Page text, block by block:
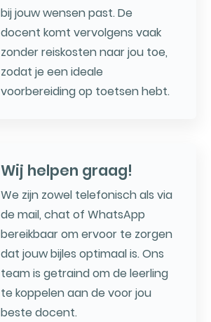
bij jouw wensen past. De
docent komt vervolgens vaak
zonder reiskosten naar jou toe,
zodat je een ideale
voorbereiding op toetsen hebt.
Wij helpen graag!
We zijn zowel telefonisch als via
de mail, chat of WhatsApp
bereikbaar om ervoor te zorgen
dat jouw bijles optimaal is. Ons
team is getraind om de leerling
te koppelen aan de voor jou
beste docent.